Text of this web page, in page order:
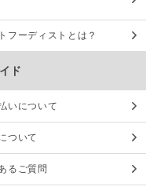
フーディストとは？
ド
いについて
ついて
るご質問